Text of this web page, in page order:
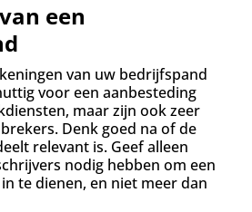
een
van uw bedrijfspand
voor een aanbesteding
maar zijn ook zeer
Denk goed na of de
relevant is. Geef alleen
nodig hebben om een
te dienen, en niet meer dan